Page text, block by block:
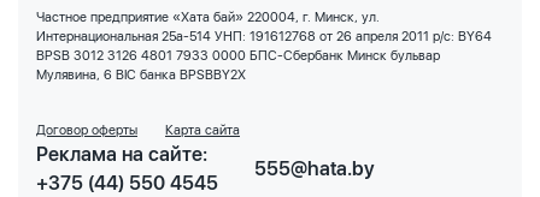
Частное предприятие «Хата бай» 220004, г. Минск, ул.
Интернациональная 25а-514 УНП: 191612768 от 26 апреля 2011 р/с: BY64
BPSB 3012 3126 4801 7933 0000 БПС-Сбербанк Минск бульвар
Мулявина, 6 BIC банка BPSBBY2X
Договор оферты Карта сайта
Реклама на сайте:
+375 (44) 550 4545
555@hata.by